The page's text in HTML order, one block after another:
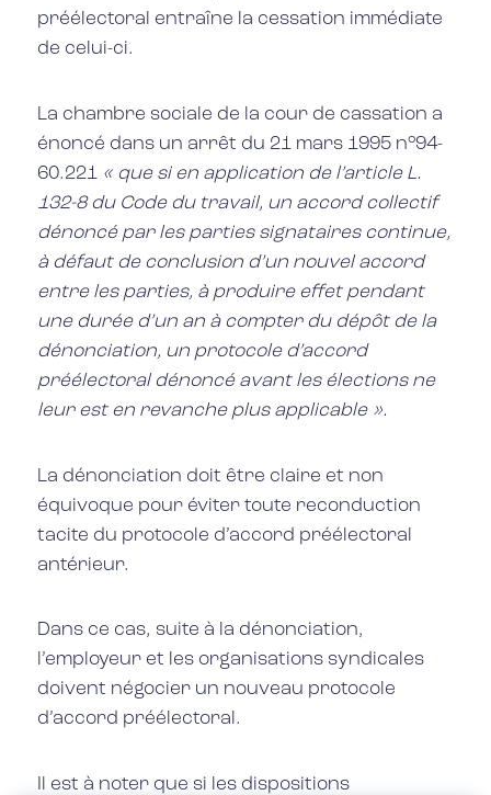
préélectoral entraîne la cessation immédiate
de celui-ci.
La chambre sociale de la cour de cassation a
énoncé dans un arrêt du 21 mars 1995 n°94-
60.221 « que si en application de l’article L.
132-8 du Code du travail, un accord collectif
dénoncé par les parties signataires continue,
à défaut de conclusion d’un nouvel accord
entre les parties, à produire effet pendant
une durée d’un an à compter du dépôt de la
dénonciation, un protocole d’accord
préélectoral dénoncé avant les élections ne
leur est en revanche plus applicable ».
La dénonciation doit être claire et non
équivoque pour éviter toute reconduction
tacite du protocole d’accord préélectoral
antérieur.
Dans ce cas, suite à la dénonciation,
l’employeur et les organisations syndicales
doivent négocier un nouveau protocole
d’accord préélectoral.
Il est à noter que si les dispositions